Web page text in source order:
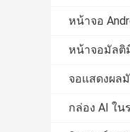
หน้าจอ
หน้าจอมัลติ
จอแสดงผล
กล่อง AI ใน